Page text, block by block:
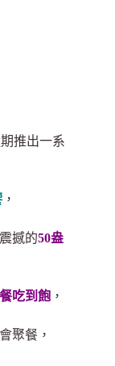
推出一系
，
撼的50盎
吃到飽 ，
聚餐，